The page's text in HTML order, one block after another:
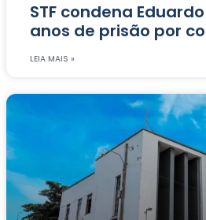
STF condena
anos de prisão por
LEIA MAIS »